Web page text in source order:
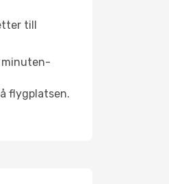
till
minuten-
flygplatsen.